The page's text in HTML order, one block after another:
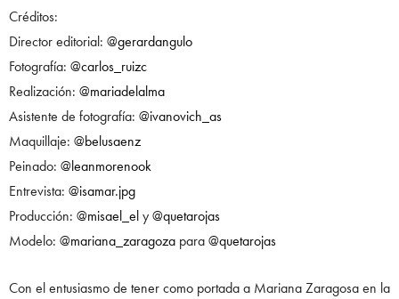
Créditos:
Director editorial: @gerardangulo
Fotografía: @carlos_ruizc
Realización: @mariadelalma
Asistente de fotografía: @ivanovich_as
Maquillaje: @belusaenz
Peinado: @leanmorenook
Entrevista: @isamar.jpg
Producción: @misael_ely@quetarojas
Modelo: @mariana_zaragoza para@quetarojas
Con el entusiasmo de tener como portada a Mariana Zaragosa en la